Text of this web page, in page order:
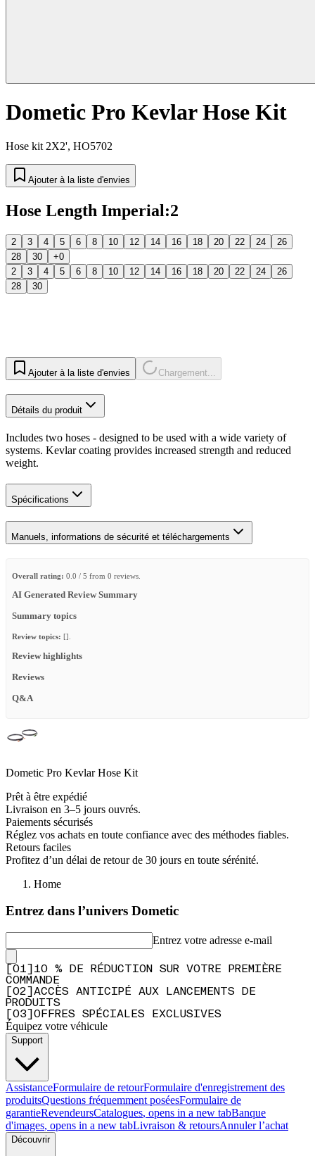
Dometic Pro Kevlar Hose Kit
Hose kit 2X2', HO5702
Ajouter à la liste d'envies
Hose Length Imperial:2
2 3 4 5 6 8 10 12 14 16 18 20 22 24
26
28
30
+0
2
3 4 5 6 8 10 12 14 16 18 20 22 24
26
28
30
Ajouter à la liste d'envies Chargement...
Détails du produit
Includes two hoses - designed to be used with a wide variety of
systems. Kevlar coating provides increased strength and reduced
weight.
Spécifications
Manuels, informations de sécurité et téléchargements
Overall rating: 0.0 / 5 from 0 reviews.
AI Generated Review Summary
Summary topics
Review topics: [].
Review highlights
Reviews
Q&A
Dometic Pro Kevlar Hose Kit
Prêt à être expédié
Livraison en 3–5 jours ouvrés.
Paiements sécurisés
Réglez vos achats en toute confiance avec des méthodes fiables.
Retours faciles
Profitez d’un délai de retour de 30 jours en toute sérénité.
Home
Entrez dans l’univers Dometic
Entrez votre adresse e-mail
01
10 % DE RÉDUCTION SUR VOTRE PREMIÈRE
COMMANDE
02
ACCÈS ANTICIPÉ AUX LANCEMENTS DE
PRODUITS
03 OFFRES SPÉCIALES EXCLUSIVES
Équipez votre véhicule
Support
AssistanceFormulaire de retourFormulaire d'enregistrement des
produitsQuestions fréquemment poséesFormulaire de
garantieRevendeursCatalogues, opens in a new tabBanque
d'images, opens in a new tabLivraison & retoursAnnuler l’achat
Découvrir